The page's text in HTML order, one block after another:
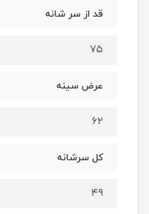
قد از سر شانه
۷۵
عرض سینه
۶۲
کل سرشانه
۴۹